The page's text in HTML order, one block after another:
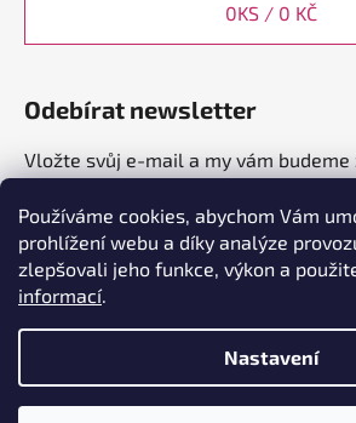
Používáme cookies, abychom Vám
prohlížení webu a díky analýze
zlepšovali jeho funkce, výkon a
informací.
Nastavení
0KS / 0 KČ
Odebírat newsletter
Vložte svůj e-mail a my vám
o nových produktech na našem e-
E-mail
PŘIHLÁSIT SE